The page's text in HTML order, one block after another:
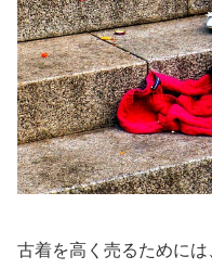
古着を高く売るために